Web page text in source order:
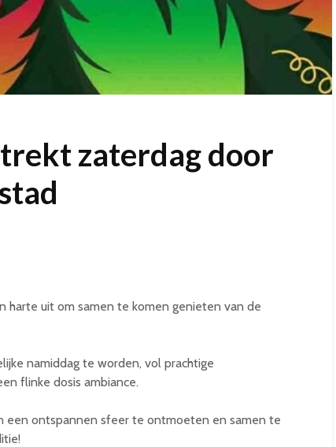
zaterdag door
harte uit om samen te komen genieten van de
namiddag te worden, vol prachtige
flinke dosis ambiance.
een ontspannen sfeer te ontmoeten en samen te